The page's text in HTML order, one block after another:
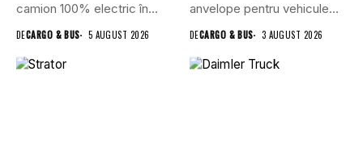
camion 100% electric în...
DECARGO & BUS 5 AUGUST 2026
anvelope pentru vehicule
comerciale,...
DECARGO & BUS 3 AUGUST 2026